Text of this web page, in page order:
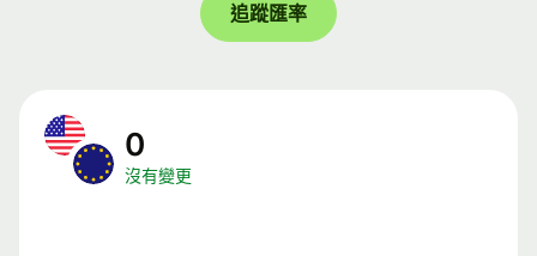
追蹤匯率
0
沒有變更